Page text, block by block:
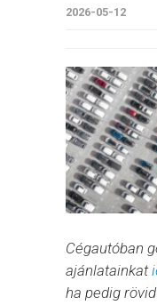
2026-05-12
Cégautóban
ajánlatainkat
ha pedig